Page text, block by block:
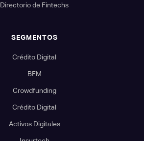
Directorio de Fintechs
SEGMENTOS
Crédito Digital
BFM
Crowdfunding
Crédito Digital
Activos Digitales